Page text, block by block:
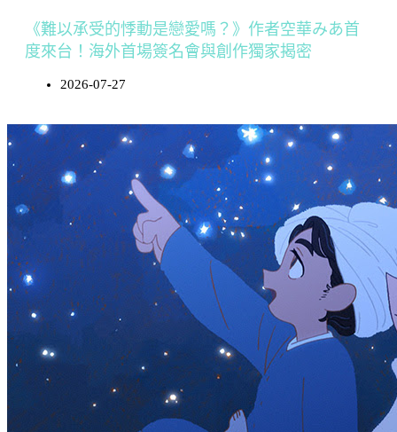
《難以承受的悸動是戀愛嗎？》作者空華みあ首
度來台！海外首場簽名會與創作獨家揭密
2026-07-27